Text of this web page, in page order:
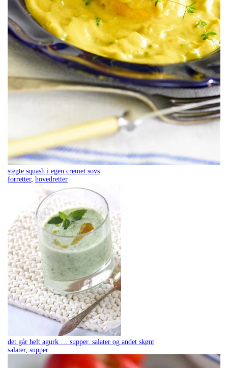
stegte squash i egen cremet sovs
forretter, hovedretter
det går helt agurk … supper, salater og andet skønt
salater, supper